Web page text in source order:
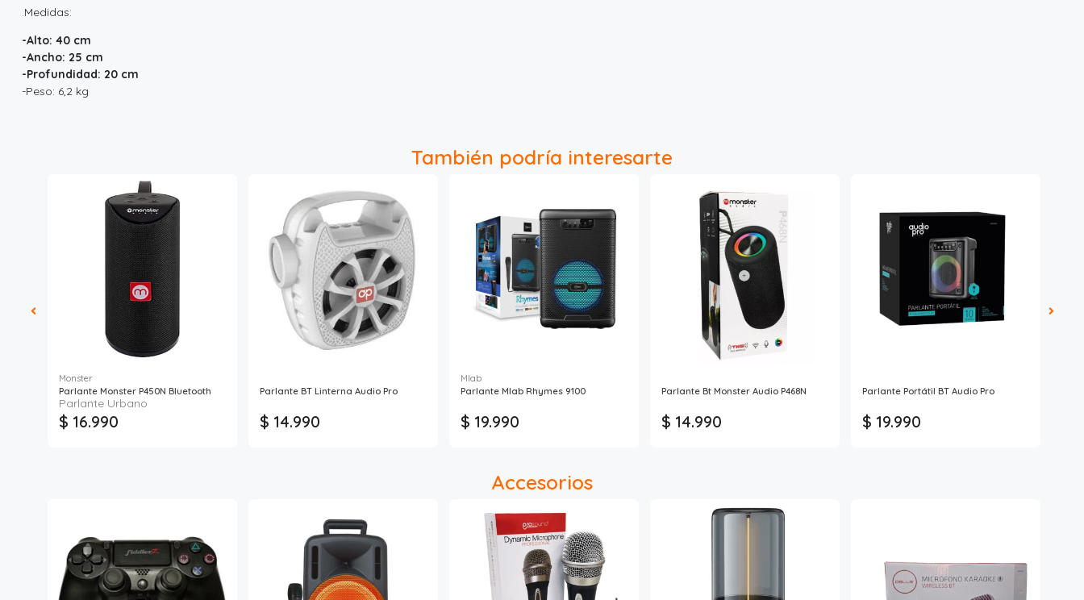
.Medidas:
-Alto: 40 cm
-Ancho: 25 cm
-Profundidad: 20 cm
-Peso: 6,2 kg
También podría interesarte
Monster
Parlante Monster P450N Bluetooth
Parlante Urbano
$ 16.990
Parlante BT Linterna Audio Pro
$ 14.990
Mlab
Parlante Mlab Rhymes 9100
$ 19.990
Parlante Bt Monster Audio P468N
$ 14.990
Parlante Portátil BT Audio Pro
$ 19.990
Accesorios